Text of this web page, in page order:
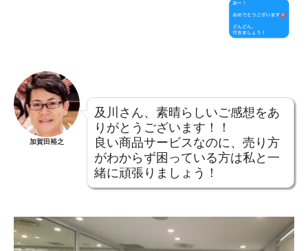
加賀田裕之
及川さん、素晴らしいご感想をあ
りがとうございます！！
良い商品サービスなのに、売り方
がわからず困っている方は私と一
緒に頑張りましょう！